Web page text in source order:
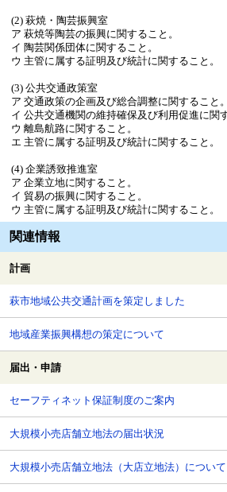
(2) 萩焼・陶芸振興室
ア 萩焼等陶芸の振興に関すること。
イ 陶芸関係団体に関すること。
ウ 主管に属する証明及び統計に関すること。
(3) 公共交通政策室
ア 交通政策の企画及び総合調整に関すること。
イ 公共交通機関の維持確保及び利用促進に関
ウ 離島航路に関すること。
エ 主管に属する証明及び統計に関すること。
(4) 企業誘致推進室
ア 企業立地に関すること。
イ 貿易の振興に関すること。
ウ 主管に属する証明及び統計に関すること。
関連情報
計画
萩市地域公共交通計画を策定しました
地域産業振興構想の策定について
届出・申請
セーフティネット保証制度のご案内
大規模小売店舗立地法の届出状況
大規模小売店舗立地法（大店立地法）について